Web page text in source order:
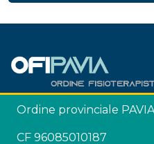
Ordine provinciale PAVIA
CF 96085010187